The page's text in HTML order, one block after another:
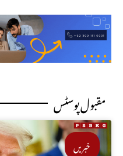
مقبول پوسٹس
خبریں